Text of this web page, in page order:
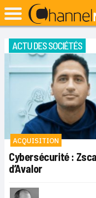
ACTU DES SOCIÉTÉS
ACQUISITION
Cybersécurité :
d’Avalor